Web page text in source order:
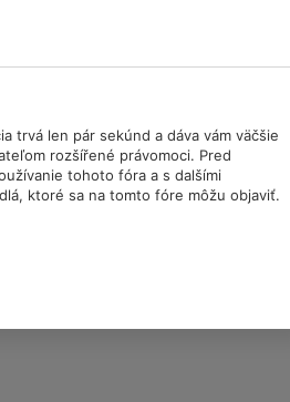
trvá len pár sekúnd a dáva vám väčšie
rozšířené právomoci. Pred
tohoto fóra a s dalšími
ktoré sa na tomto fóre môžu objaviť.